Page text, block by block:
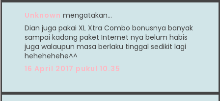
Unknown mengatakan…
Dian juga pakai XL Xtra Combo bonusnya banyak
sampai kadang paket Internet nya belum habis
juga walaupun masa berlaku tinggal sedikit lagi
hehehehehe^^
16 April 2017 pukul 10.35